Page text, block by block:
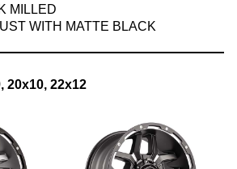
MILLED
WITH MATTE BLACK
22x12